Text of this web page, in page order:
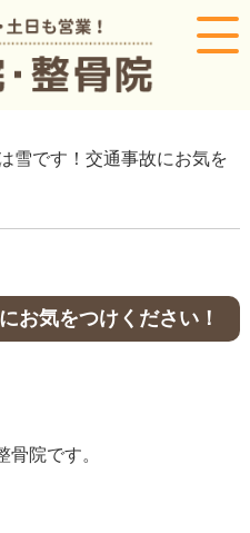
雪です！交通事故にお気を
お気をつけください！
院です。